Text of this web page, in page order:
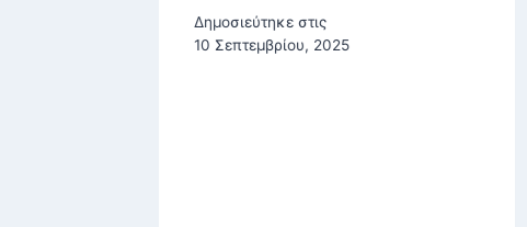
Δημοσιεύτηκε στις
10 Σεπτεμβρίου, 2025